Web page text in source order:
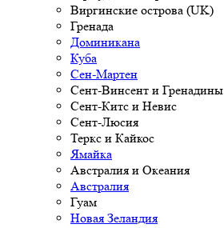
Виргинские острова (UK)
Гренада
Доминикана
Куба
Сен-Мартен
Сент-Винсент и Гренадины
Сент-Китс и Невис
Сент-Люсия
Теркс и Кайкос
Ямайка
Австралия и Океания
Австралия
Гуам
Новая Зеландия